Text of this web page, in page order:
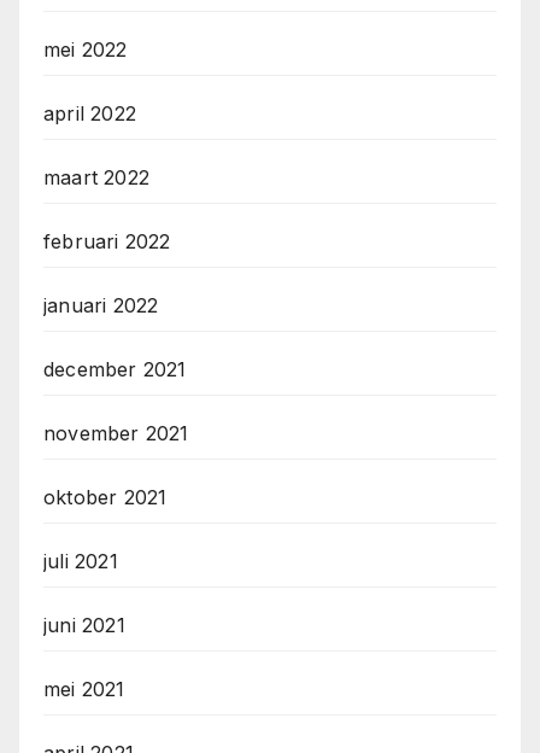
mei 2022
april 2022
maart 2022
februari 2022
januari 2022
december 2021
november 2021
oktober 2021
juli 2021
juni 2021
mei 2021